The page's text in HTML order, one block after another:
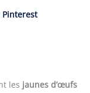
les jaunes d’œufs